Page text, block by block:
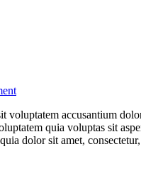
voluptatem accusantium
quia voluptas sit
dolor sit amet,